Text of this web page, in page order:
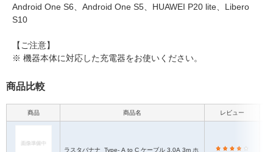
Android One S6、Android One S5、HUAWEI P20 lite、Libero
S10
【ご注意】
※ 機器本体に対応した充電器をお使いください。
商品比較
商品 商品名 レビュー
ラスタバナナ